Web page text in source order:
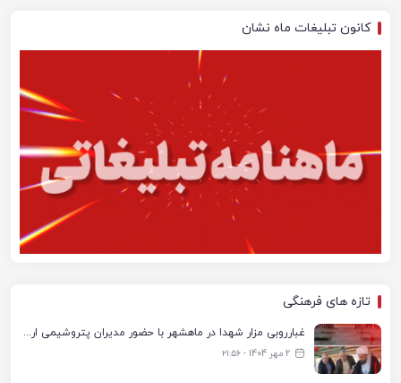
کانون تبلیغات ماه نشان
تازه های فرهنگی
غبارروبی مزار شهدا در ماهشهر با حضور مدیران پتروشیمی اروند و مسئولان شهری
2 مهر 1404 - ۲۱:۵۶